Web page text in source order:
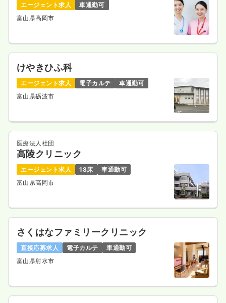
エージェント求人
車通勤可
富山県高岡市
けやきひふ科
エージェント求人 電子カルテ
車通勤可
富山県砺波市
医療法人社団
高陵クリニック
エージェント求人 18床
車通勤可
富山県高岡市
さくはなファミリークリニック
直接応募求人 電子カルテ
車通勤可
富山県射水市